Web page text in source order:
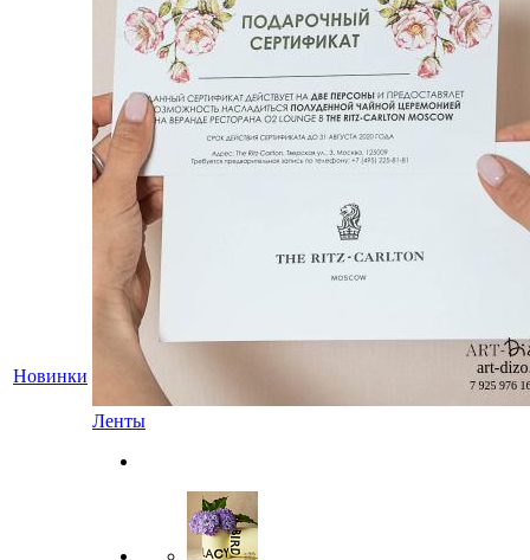
Новинки
Ленты